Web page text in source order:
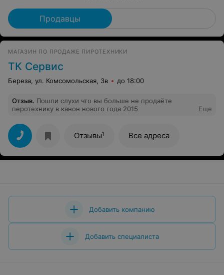
Продавцы
МАГАЗИН ПО ПРОДАЖЕ ПИРОТЕХНИКИ
ТК Сервис
Береза, ул. Комсомольская, 3в до 18:00
Отзыв. Пошли слухи что вы больше не продаёте
перотехнику в канон нового года 2015
Еще
Отзывы1 Все адреса
Добавить компанию
Добавить специалиста